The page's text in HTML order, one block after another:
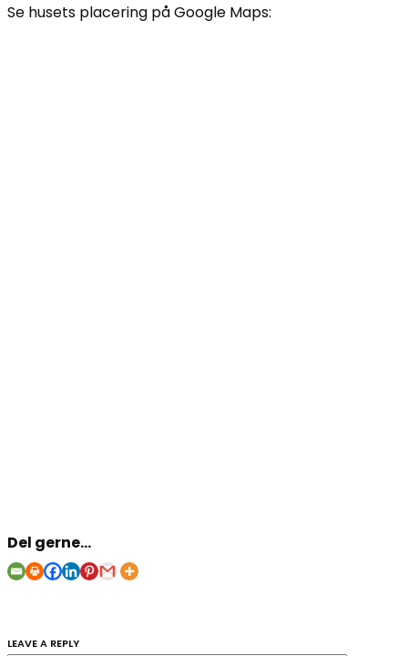
Se husets placering på Google Maps:
Del gerne...
LEAVE A REPLY